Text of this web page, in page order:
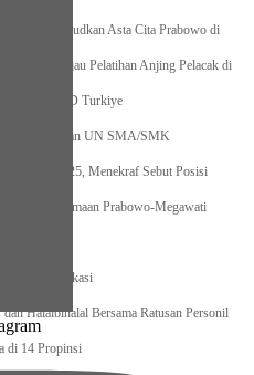
Wujudkan Asta Cita Prabowo di
TNI Tinjau Pelatihan Anjing Pelacak di
– AFAD Turkiye
Amankan UN SMA/SMK
Cannes 2025, Menekraf Sebut Posisi
Kebersamaan Prabowo-Megawati
i se-Kota Bekasi
Halalbihalal Bersama Ratusan Personil
di 14 Propinsi